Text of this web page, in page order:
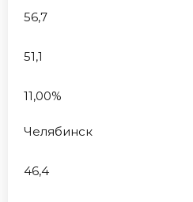
56,7
51,1
11,00%
Челябинск
46,4